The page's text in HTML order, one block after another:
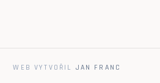
WEB VYTVOŘIL JAN FRANC